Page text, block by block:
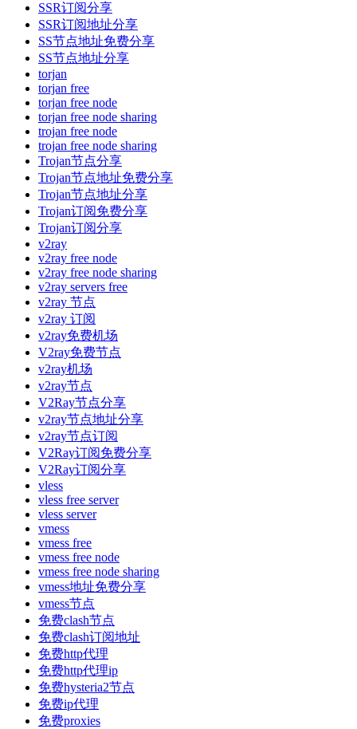
SSR订阅分享
SSR订阅地址分享
SS节点地址免费分享
SS节点地址分享
torjan
torjan free
torjan free node
torjan free node sharing
trojan free node
trojan free node sharing
Trojan节点分享
Trojan节点地址免费分享
Trojan节点地址分享
Trojan订阅免费分享
Trojan订阅分享
v2ray
v2ray free node
v2ray free node sharing
v2ray servers free
v2ray 节点
v2ray 订阅
v2ray免费机场
V2ray免费节点
v2ray机场
v2ray节点
V2Ray节点分享
v2ray节点地址分享
v2ray节点订阅
V2Ray订阅免费分享
V2Ray订阅分享
vless
vless free server
vless server
vmess
vmess free
vmess free node
vmess free node sharing
vmess地址免费分享
vmess节点
免费clash节点
免费clash订阅地址
免费http代理
免费http代理ip
免费hysteria2节点
免费ip代理
免费proxies